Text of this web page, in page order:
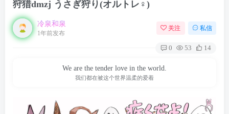
狩猎dmzj うさぎ狩り(オルトレ♀)
冷泉和泉
1年前发布
关注 私信
0 53 14
We are the tender love in the world.
我们都在被这个世界温柔的爱着